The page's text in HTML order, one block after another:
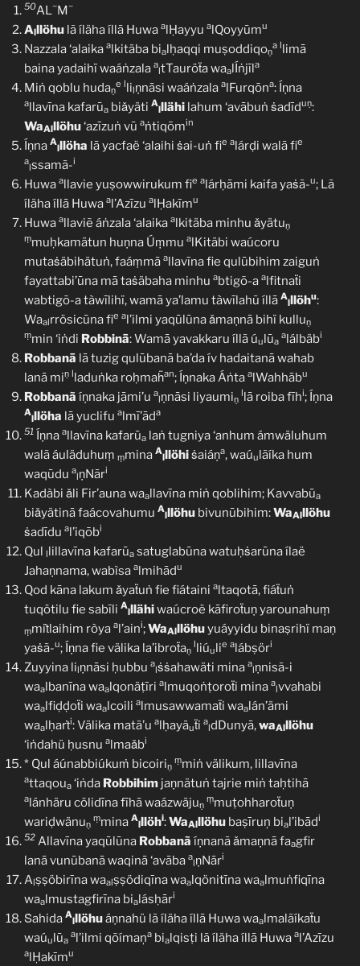
50AL~M~
Alllöhu lã íläha íllā Huwa alḤayyu alQoyyūmu
Nazzala ‘alaika alkitäba bialḥaqqi muṣoddiqoṇ
a llimā
baina yadaihï waáṅzala a
ltTauröẗa waalÍṅjīla
Miṅ qoblu hudaṇ
e llilṇnāsi waáṅzala alFurqōna: Íṇna
allavīna kafarūa biǎyäti A
lllähi lahum ‘avābuṅ ṡadīduṇ:
WaAlllöhu‘azīzuṅ vū aṅtiqōmin
Íṇna A
lllöha lā yacfaë ‘alaihi ṡai-uṅ fie alárḍi walā fie
a
lssamã-i
Huwa allavie yuṣowwirukum fie alárḥāmi kaifa yaṡã-u; Lã
íläha íllā Huwa al’Azīzu alḤakīmu
Huwa allaviẽ áṅzala ‘alaika alkitäba minhu ǎyätuṇ
ṃmuḥkamätun huṇna Úṃmu alKitäbi waúcoru
mutaṡäbihätuṅ, faáṃmā allavīna fie qulūbihim zaiguṅ
fayattabi’ūna mā taṡäbaha minhu abtigõ-a alfitnaẗi
wabtigõ-a tàwīlihï, wamā ya’lamu tàwīlahũ íllā A
lllöhu:
Waalrrösicūna fie al’ilmi yaqūlūna ǎmaṇnā bihï kulluṇ
ṃmin ‘iṅdi Robbinā: Wamā yavakkaru íllã úulūa
alálbäbi
Robbanā lā tuzig qulūbanā ba’da ív hadaitanā wahab
lanā miṇ lladuṅka roḥmaḧan; Íṇnaka Áṅta alWahhābu
Robbanã íṇnaka jāmi’u a
lṇnāsi liyaumiṇ
llā roiba fīhi; Íṇna
A
lllöha lā yuclifu almī’āda
51 Íṇna allavīna kafarūa laṅ tugniya ‘anhum ámwäluhum
walã áuläduhuṃ ṃmina A
lllöhiṡaiáṇa, waúulãíka hum
waqūdu a
lṇNāri
Kadàbi ǎli Fir’auna waallavīna miṅ qoblihim; Kavvabūa
biǎyätinā faácovahumu A
lllöhu bivunūbihim:WaAlllöhu
ṡadīdu al’iqōbi
Qul llillavīna kafarūa satuglabūna watuḥṡarūna ílaë
Jahaṇnama, wabìsa almihādu
Qod kāna lakum ǎyaẗuṅ fie fiátaini altaqotā, fiáẗuṅ
tuqötilu fie sabīli A
lllähiwaúcroë kāfiroẗuṇ yarounahuṃ
ṃmiṫlaihim ròya al’aini;WaAlllöhuyuáyyidu binaṣrihï maṇ
yaṡã-u; Íṇna fie välika la’ibroẗaṇ
lliúulie alábṣöri
Zuyyina lilṇnāsi ḥubbu a
lṡṡahawäti mina a
lṇnisã-i
waalbanīna waalqonäṭīri almuqoṅṭoroẗi mina a
lvvahabi
waalfiḍḍoẗi waalcoili almusawwamaẗi waalán’ämi
waalḥarṫi: Välika matä’u alḥayäuẗi a
ldDunyā,waAlllöhu
‘iṅdahü ḥusnu almaǎbi
* Qul áúnabbiúkuṁ bicoiriṇ
ṃmiṅ välikum, lillavīna
attaqoua ‘iṅda Robbihim jaṇnätuṅ tajrie miṅ taḥtihā
alánhäru cölidīna fīhā waázwäjuṇ
ṃmuṭohharoẗuṇ
wariḍwänuṇ
ṃmina A
lllöhi:WaAlllöhu baṣīruņ bial’ibādi
52 Allavīna yaqūlūna Robbanã íṇnanã ǎmaṇnā faagfir
lanā vunūbanā waqinā ‘avāba a
lṇNāri
Alṣṣöbirīna waalṣṣödiqīna waalqönitīna waalmuṅfiqīna
waalmustagfirīna bialásḥāri
Ṡahida A
lllöhuáṇnahü lã íläha íllā Huwa waalmalãíkaẗu
waúulūa
al’ilmi qõímaņa bialqisṭi lã íläha íllā Huwa al’Azīzu
alḤakīmu